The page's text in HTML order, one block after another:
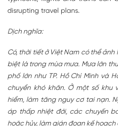
disrupting travel plans.
Dịch nghĩa:
Có, thời tiết ở Việt Nam có thể
biệt là trong mùa mưa. Mưa lớn
phố lớn như TP. Hồ Chí Minh và
chuyển khó khăn. Ở một số khu
hiểm, làm tăng nguy cơ tai nạn.
áp thấp nhiệt đới, các chuyến
hoặc hủy, làm gián đoạn kế hoạch